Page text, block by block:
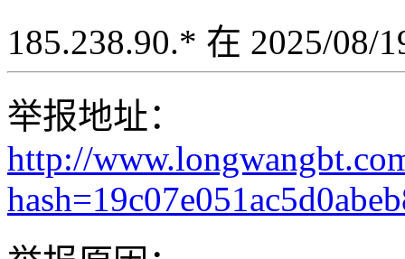
185.238.90.* 在 2025/08/
举报地址：
http://